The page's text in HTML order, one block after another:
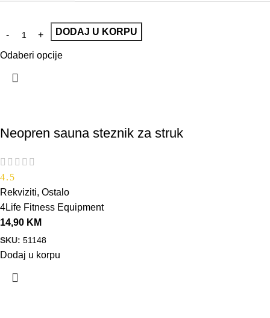
DODAJ U KORPU
Odaberi opcije
Neopren sauna steznik za struk
4.5
Rekviziti, Ostalo
4Life Fitness Equipment
14,90 KM
SKU: 51148
Dodaj u korpu